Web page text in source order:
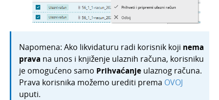
Napomena: Ako likvidaturu radi korisnik koji nema
prava na unos i knjiženje ulaznih računa, korisniku
je omogućeno samo Prihvaćanje ulaznog računa.
Prava korisnika možemo urediti prema OVOJ
uputi.